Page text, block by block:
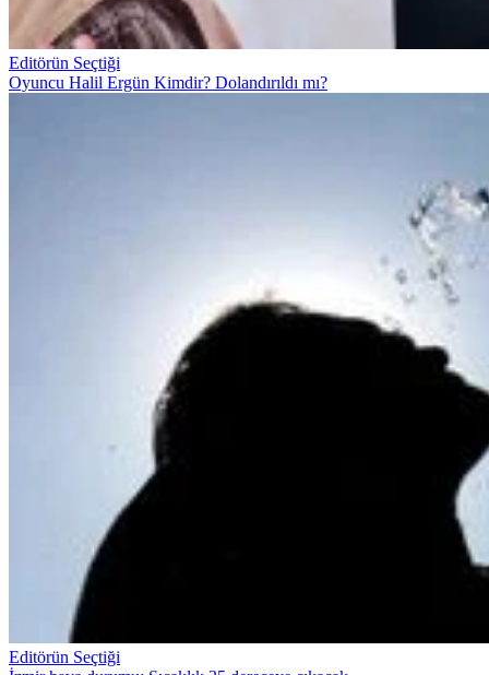
Editörün Seçtiği
Oyuncu Halil Ergün Kimdir? Dolandırıldı mı?
Editörün Seçtiği